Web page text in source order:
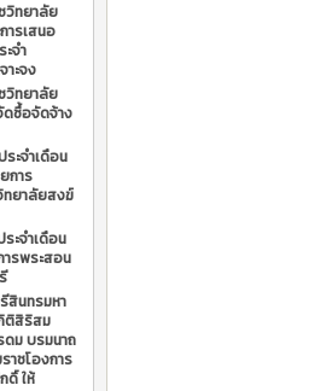
วิทยาลัย
ารเสนอ
จำ
ะจง
วิทยาลัย
ดซื้อจัดจ้าง
ะจำเดือน
การ
ทยาลัยสงฆ์
ะจำเดือน
รพระสอน
สินทรมหา
ติสิริสม
ม บรมนาถ
าชโองการ
ให้